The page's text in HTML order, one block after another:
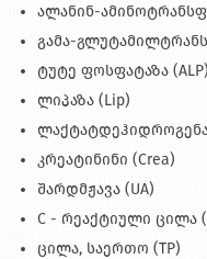
ალანინ-
გამა-
ტუტე ფოსფატაზა (ALP)
ლიპაზა (Lip)
კრეატინინი (Crea)
შარდმჟავა (UA)
С - რეაქტიული ცილა
ცილა, საერთო (TP)